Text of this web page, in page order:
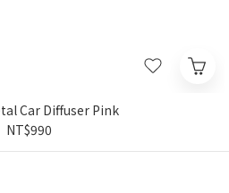
Car Diffuser Pink
NT$990